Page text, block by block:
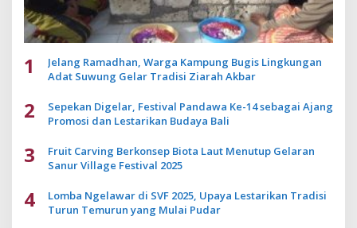
1
Jelang Ramadhan, Warga Kampung Bugis Lingkungan
Adat Suwung Gelar Tradisi Ziarah Akbar
2
Sepekan Digelar, Festival Pandawa Ke-14 sebagai Ajang
Promosi dan Lestarikan Budaya Bali
3
Fruit Carving Berkonsep Biota Laut Menutup Gelaran
Sanur Village Festival 2025
4
Lomba Ngelawar di SVF 2025, Upaya Lestarikan Tradisi
Turun Temurun yang Mulai Pudar